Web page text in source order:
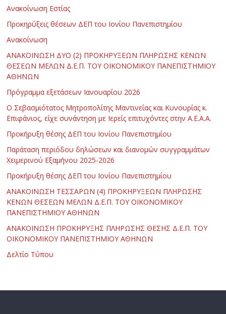
Ανακοίνωση Εστίας
Προκηρύξεις θέσεων ΔΕΠ του Ιονίου Πανεπιστημίου
Ανακοίνωση
ΑΝΑΚΟΙΝΩΣΗ ΔΥΟ (2) ΠΡΟΚΗΡΥΞΕΩΝ ΠΛΗΡΩΣΗΣ ΚΕΝΩΝ
ΘΕΣΕΩΝ ΜΕΛΩΝ Δ.Ε.Π. ΤΟΥ ΟΙΚΟΝΟΜΙΚΟΥ ΠΑΝΕΠΙΣΤΗΜΙΟΥ
ΑΘΗΝΩΝ
Πρόγραμμα εξετάσεων Ιανουαρίου 2026
Ο Σεβασμιότατος Μητροπολίτης Μαντινείας και Κυνουρίας κ.
Επιφάνιος, είχε συνάντηση με Ιερείς επιτυχόντες στην Α.Ε.Α.Α.
Προκήρυξη θέσης ΔΕΠ του Ιονίου Πανεπιστημίου
Παράταση περιόδου δηλώσεων και διανομών συγγραμμάτων
Χειμερινού Εξαμήνου 2025-2026
Προκήρυξη θέσης ΔΕΠ του Ιονίου Πανεπιστημίου
ΑΝΑΚΟΙΝΩΣΗ ΤΕΣΣΑΡΩΝ (4) ΠΡΟΚΗΡΥΞΕΩΝ ΠΛΗΡΩΣΗΣ
ΚΕΝΩΝ ΘΕΣΕΩΝ ΜΕΛΩΝ Δ.Ε.Π. ΤΟΥ ΟΙΚΟΝΟΜΙΚΟΥ
ΠΑΝΕΠΙΣΤΗΜΙΟΥ ΑΘΗΝΩΝ
ΑΝΑΚΟΙΝΩΣΗ ΠΡΟΚΗΡΥΞΗΣ ΠΛΗΡΩΣΗΣ ΘΕΣΗΣ Δ.Ε.Π. ΤΟΥ
ΟΙΚΟΝΟΜΙΚΟΥ ΠΑΝΕΠΙΣΤΗΜΙΟΥ ΑΘΗΝΩΝ
Δελτίο Τύπου